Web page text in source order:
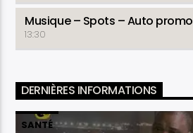
Musique – Spots – Auto promo
13:30
DERNIÈRES INFORMATIONS
SANTÉ